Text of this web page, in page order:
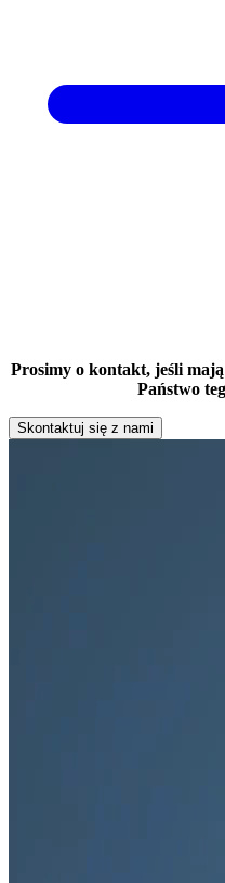
Prosimy o kontakt, jeśli
Państwo
Skontaktuj się z nami